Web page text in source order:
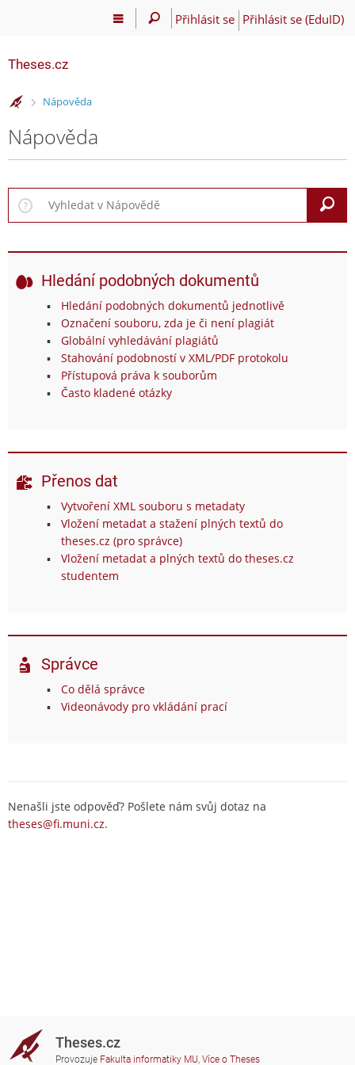
Přihlásit se Přihlásit se (EduID)
Theses.cz
>Nápověda
Nápověda
Hledání podobných dokumentů
Hledání podobných dokumentů jednotlivě
Označení souboru, zda je či není plagiát
Globální vyhledávání plagiátů
Stahování podobností v XML/PDF protokolu
Přístupová práva k souborům
Často kladené otázky
Přenos dat
Vytvoření XML souboru s metadaty
Vložení metadat a stažení plných textů do
theses.cz (pro správce)
Vložení metadat a plných textů do theses.cz
studentem
Správce
Co dělá správce
Videonávody pro vkládání prací
Nenašli jste odpověď? Pošlete nám svůj dotaz na
theses@fi.muni.cz.
Theses.cz
Provozuje Fakulta informatiky MU, Více o Theses